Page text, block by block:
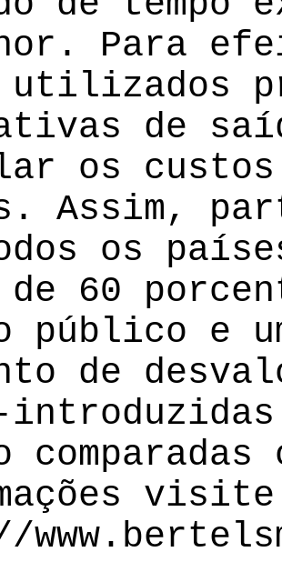
Para
utilizados
de
os
Assim,
os
de 60
público e
de